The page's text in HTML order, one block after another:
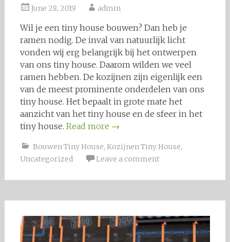
June 28, 2019 admin
Wil je een tiny house bouwen? Dan heb je
ramen nodig. De inval van natuurlijk licht
vonden wij erg belangrijk bij het ontwerpen
van ons tiny house. Daarom wilden we veel
ramen hebben. De kozijnen zijn eigenlijk een
van de meest prominente onderdelen van ons
tiny house. Het bepaalt in grote mate het
aanzicht van het tiny house en de sfeer in het
tiny house. Read more →
Bouwen Tiny House, Kozijnen Tiny House,
Uncategorized
Leave a comment